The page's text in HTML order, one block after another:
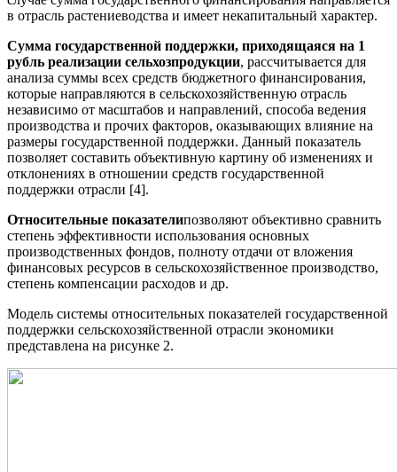
в отрасль растениеводства и имеет некапитальный характер.
Сумма государственной поддержки, приходящаяся на 1
рубль реализации сельхозпродукции, рассчитывается для
анализа суммы всех средств бюджетного финансирования,
которые направляются в сельскохозяйственную отрасль
независимо от масштабов и направлений, способа ведения
производства и прочих факторов, оказывающих влияние на
размеры государственной поддержки. Данный показатель
позволяет составить объективную картину об изменениях и
отклонениях в отношении средств государственной
поддержки отрасли [4].
Относительные показателипозволяют объективно сравнить
степень эффективности использования основных
производственных фондов, полноту отдачи от вложения
финансовых ресурсов в сельскохозяйственное производство,
степень компенсации расходов и др.
Модель системы относительных показателей государственной
поддержки сельскохозяйственной отрасли экономики
представлена на рисунке 2.